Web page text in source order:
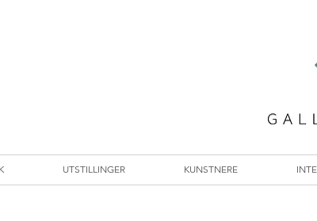
UTSTILLINGER KUNSTNERE